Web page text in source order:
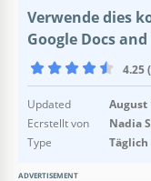
Verwende dies
Google Docs
4.25
Updated
August
Ecrstellt von
Nadia
Type
Täglich
ADVERTISEMENT